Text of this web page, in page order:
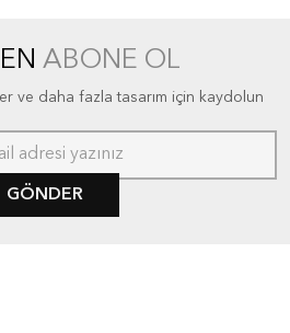
ABONE OL
ve daha fazla tasarım için kaydolun
GÖNDER